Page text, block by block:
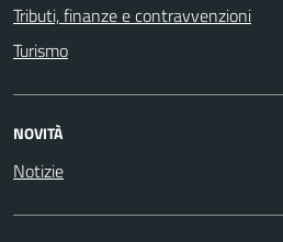
Tributi, finanze e contravvenzioni
Turismo
NOVITÀ
Notizie